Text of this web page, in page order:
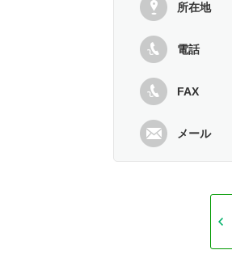
所在地
電話
FAX
メール